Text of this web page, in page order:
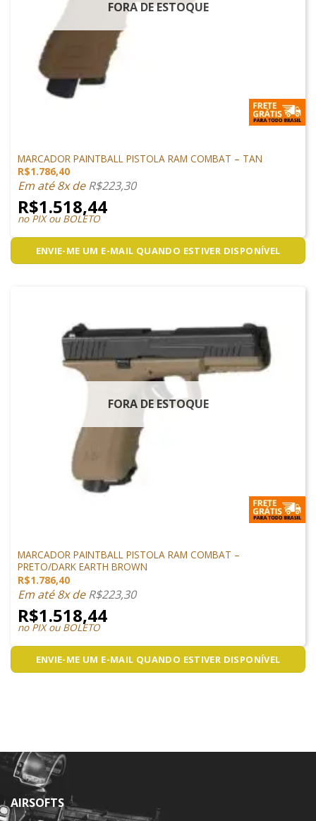
FORA DE ESTOQUE
MARCADOR PAINTBALL PISTOLA RAM COMBAT – TAN
R$1.786,40
Em até 8x deR$223,30
R$1.518,44
no PIX ou BOLETO
ENVIE-ME UM E-MAIL QUANDO ESTIVER DISPONÍVEL
FORA DE ESTOQUE
MARCADOR PAINTBALL PISTOLA RAM COMBAT –
PRETO/DARK EARTH BROWN
R$1.786,40
Em até 8x deR$223,30
R$1.518,44
no PIX ou BOLETO
ENVIE-ME UM E-MAIL QUANDO ESTIVER DISPONÍVEL
AIRSOFTS